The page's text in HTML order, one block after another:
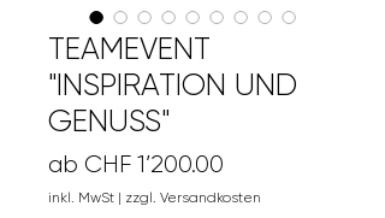
TEAMEVENT
"INSPIRATION UND
GENUSS"
ab CHF 1’200.00
Preis
inkl. MwSt | zzgl. Versandkosten